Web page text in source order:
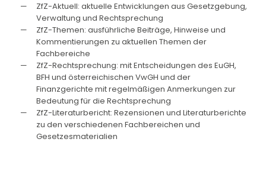
ZfZ-Aktuell: aktuelle Entwicklungen aus Gesetzgebung,
Verwaltung und Rechtsprechung
ZfZ-Themen: ausführliche Beiträge, Hinweise und
Kommentierungen zu aktuellen Themen der
Fachbereiche
ZfZ-Rechtsprechung: mit Entscheidungen des EuGH,
BFH und österreichischen VwGH und der
Finanzgerichte mit regelmäßigen Anmerkungen zur
Bedeutung für die Rechtsprechung
ZfZ-Literaturbericht: Rezensionen und Literaturberichte
zu den verschiedenen Fachbereichen und
Gesetzesmaterialien